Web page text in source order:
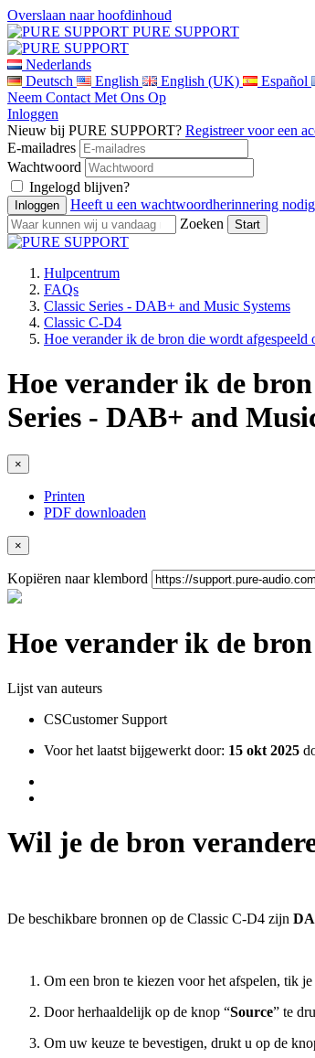
Overslaan naar hoofdinhoud
PURE SUPPORT
Nederlands
Deutsch
English English (UK) Español
Neem Contact Met Ons Op
Inloggen
Nieuw bij PURE SUPPORT? Registreer voor een
E-mailadres
Wachtwoord
Ingelogd blijven?
Heeft u een wachtwoordherinnering
Zoeken
Hulpcentrum
FAQs
Classic Series - DAB+ and Music Systems
Classic C-D4
Hoe verander ik de bron die wordt afgespeeld
Hoe verander ik de
Series - DAB+ and
×
Printen
PDF downloaden
×
Kopiëren naar klembord
Hoe verander ik de
Lijst van auteurs
CSCustomer Support
Voor het laatst bijgewerkt door: 15 okt 2025
Wil je de bron
De beschikbare bronnen op de Classic C-D4 zijn
Om een bron te kiezen voor het afspelen, tik
Door herhaaldelijk op de knop “Source” te
Om uw keuze te bevestigen, drukt u op de